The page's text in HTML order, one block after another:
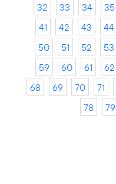
32
33 34 35
41
42 43 44
50
51 52 53
59
60 61 62
68
69 70 71
78
79